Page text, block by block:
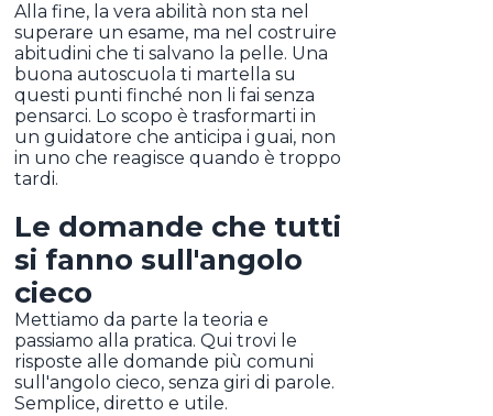
Alla fine, la vera abilità non sta nel
superare un esame, ma nel costruire
abitudini che ti salvano la pelle. Una
buona autoscuola ti martella su
questi punti finché non li fai senza
pensarci. Lo scopo è trasformarti in
un guidatore che anticipa i guai, non
in uno che reagisce quando è troppo
tardi.
Le domande che tutti
si fanno sull'angolo
cieco
Mettiamo da parte la teoria e
passiamo alla pratica. Qui trovi le
risposte alle domande più comuni
sull'angolo cieco, senza giri di parole.
Semplice, diretto e utile.